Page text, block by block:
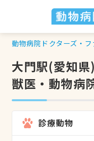
動物病院ドクターズ・フ
大門駅(愛知
獣医・動物病
診療動物